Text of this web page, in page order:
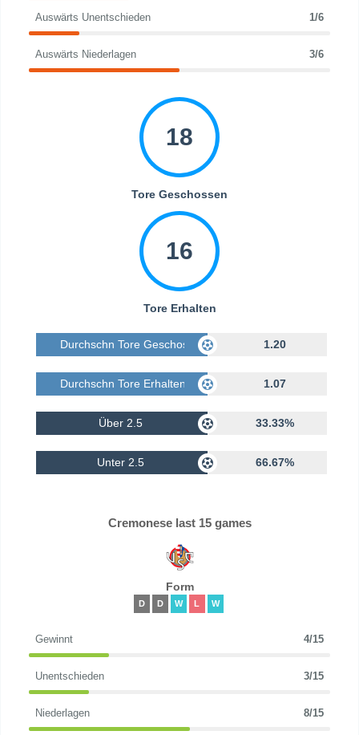
Auswärts Unentschieden 1/6
Auswärts Niederlagen 3/6
18
Tore Geschossen
16
Tore Erhalten
Durchschn Tore Geschossen 1.20
Durchschn Tore Erhalten 1.07
Über 2.5 33.33%
Unter 2.5 66.67%
Cremonese last 15 games
Form
D D W L W
Gewinnt 4/15
Unentschieden 3/15
Niederlagen 8/15